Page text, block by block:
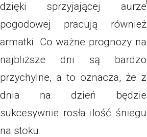
dzięki sprzyjającej aurze
pogodowej pracują również
armatki. Co ważne prognozy na
najbliższe dni są bardzo
przychylne, a to oznacza, że z
dnia na dzień będzie
sukcesywnie rosła ilość śniegu
na stoku.